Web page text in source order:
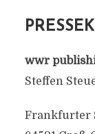
wwr
Steffen
Frankfurter